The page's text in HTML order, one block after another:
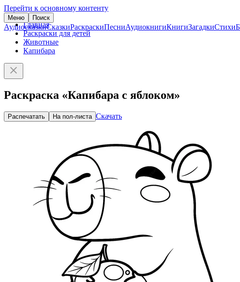
Перейти к основному контенту
Меню Поиск
АудиосказкиСказкиРаскраскиПесниАудиокнигиКнигиЗагадкиСтихи
Главная
Раскраски для детей
Животные
Капибара
Раскраска «Капибара с яблоком»
Распечатать На пол-листа Скачать